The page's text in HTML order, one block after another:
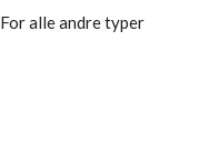
alle andre typer